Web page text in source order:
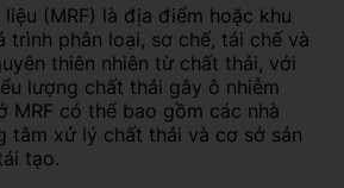
(MRF) là địa điểm hoặc khu
trình phân loại, sơ chế, tái chế và
thiên nhiên từ chất thải, với
lượng chất thải gây ô nhiễm
MRF có thể bao gồm các nhà
tâm xử lý chất thải và cơ sở sản
tạo.